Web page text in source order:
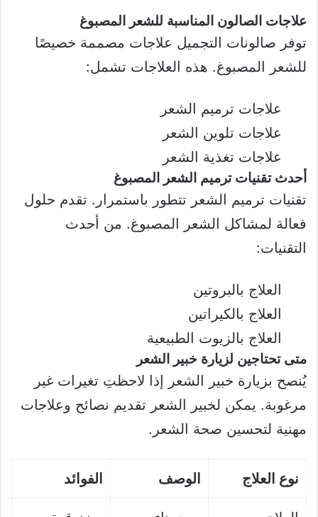
علاجات الصالون المناسبة للشعر المصبوغ
توفر صالونات التجميل علاجات مصممة خصيصًا
للشعر المصبوغ. هذه العلاجات تشمل:
علاجات ترميم الشعر
علاجات تلوين الشعر
علاجات تغذية الشعر
أحدث تقنيات ترميم الشعر المصبوغ
تقنيات ترميم الشعر تتطور باستمرار. تقدم حلول
فعالة لمشاكل الشعر المصبوغ. من أحدث
التقنيات:
العلاج بالبروتين
العلاج بالكيراتين
العلاج بالزيوت الطبيعية
متى تحتاجين لزيارة خبير الشعر
يُنصح بزيارة خبير الشعر إذا لاحظتِ تغيرات غير
مرغوبة. يمكن لخبير الشعر تقديم نصائح وعلاجات
مهنية لتحسين صحة الشعر.
نوع العلاج الوصف الفوائد